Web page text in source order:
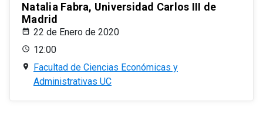
Natalia Fabra, Universidad Carlos III de
Madrid
22 de Enero de 2020
12:00
Facultad de Ciencias Económicas y
Administrativas UC